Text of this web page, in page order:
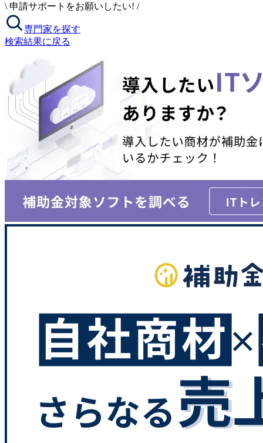
\ 申請サポートをお願いしたい! /
専門家を探す
検索結果に戻る